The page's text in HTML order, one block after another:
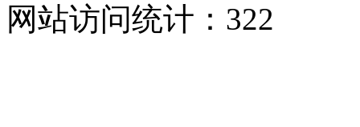
网站访问统计： 322